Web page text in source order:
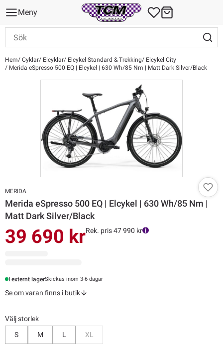
Meny
Hem Cyklar Elcyklar Elcykel Standard & Trekking
Elcykel City
Merida eSpresso 500 EQ | Elcykel | 630 Wh/85 Nm | Matt Dark Silver/Black
MERIDA
Merida eSpresso 500 EQ | Elcykel | 630 Wh/85 Nm |
Matt Dark Silver/Black
39 690 krRek. pris 47 990 kr
I externt lagerSkickas inom 3-6 dagar
Se om varan finns i butik
Välj storlek
S
M L XL